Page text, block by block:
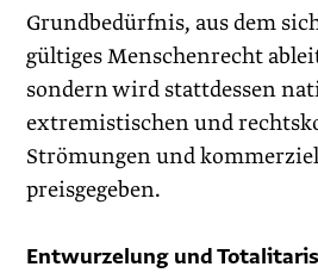
Grundbedürfnis, aus dem
gültiges Menschenrecht
sondern wird stattdessen
extremistischen und
Strömungen und
preisgegeben.
Entwurzelung und